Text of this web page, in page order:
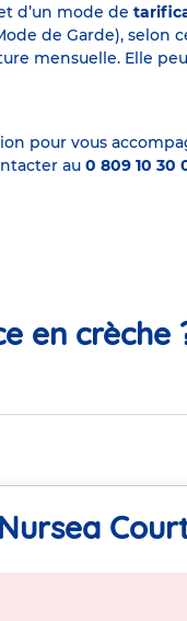
d’un mode de
de Garde), selon
mensuelle. Elle
pour vous
au 0 809 10 30
en crèche